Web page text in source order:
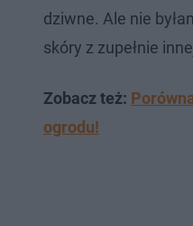
dziwne. Ale nie
skóry z zupełnie
Zobacz też:
ogrodu!